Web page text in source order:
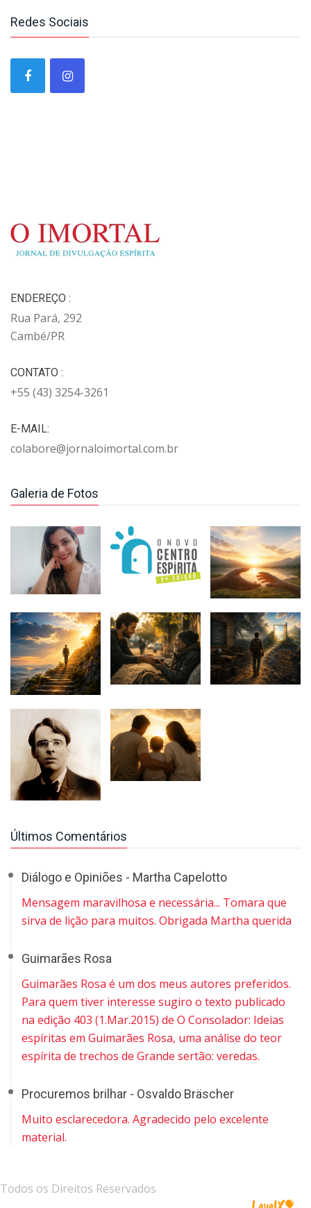
Redes Sociais
ENDEREÇO :
Rua Pará, 292
Cambé/PR
CONTATO :
+55 (43) 3254-3261
E-MAIL:
colabore@jornaloimortal.com.br
Galeria de Fotos
Últimos Comentários
Diálogo e Opiniões - Martha Capelotto
Mensagem maravilhosa e necessária... Tomara que
sirva de lição para muitos. Obrigada Martha querida
Guimarães Rosa
Guimarães Rosa é um dos meus autores preferidos.
Para quem tiver interesse sugiro o texto publicado
na edição 403 (1.Mar.2015) de O Consolador: Ideias
espíritas em Guimarães Rosa, uma análise do teor
espírita de trechos de Grande sertão: veredas.
Procuremos brilhar - Osvaldo Bräscher
Muito esclarecedora. Agradecido pelo excelente
material.
Todos os Direitos Reservados